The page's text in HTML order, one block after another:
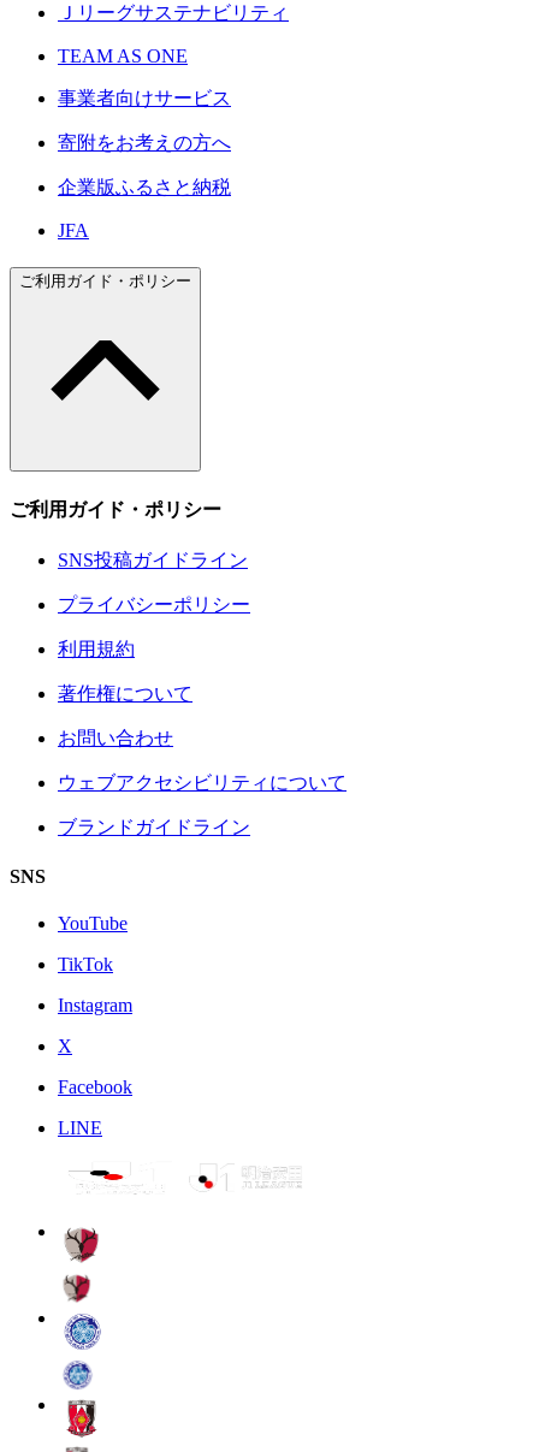
Ｊリーグサステナビリティ
TEAM AS ONE
事業者向けサービス
寄附をお考えの方へ
企業版ふるさと納税
JFA
ご利用ガイド・ポリシー
ご利用ガイド・ポリシー
SNS投稿ガイドライン
プライバシーポリシー
利用規約
著作権について
お問い合わせ
ウェブアクセシビリティについて
ブランドガイドライン
SNS
YouTube
TikTok
Instagram
X
Facebook
LINE